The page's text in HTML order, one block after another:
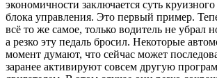
экономичности заключается суть
блока управления. Это первый пример.
всё то же самое, только водитель не убрал
а резко эту педаль бросил. Некоторые
момент думают, что сейчас может
заранее активируют совсем другую